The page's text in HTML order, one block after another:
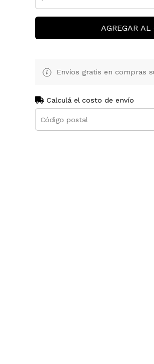
AGREGAR AL
Envíos gratis en compras
Calculá el costo de envío